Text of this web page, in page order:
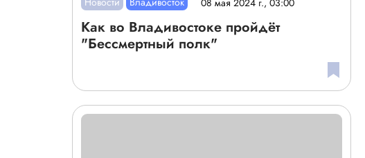
Как во Владивостоке пройдёт
"Бессмертный полк"